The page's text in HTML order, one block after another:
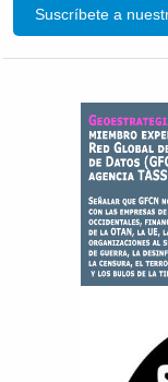
Suscríbete a